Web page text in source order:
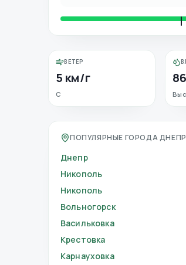
ВЕТЕР
5 км/г
С
ПОПУЛЯРНЫЕ ГОРОДА
Днепр
Никополь
Никополь
Вольногорск
Васильковка
Крестовка
Карнауховка